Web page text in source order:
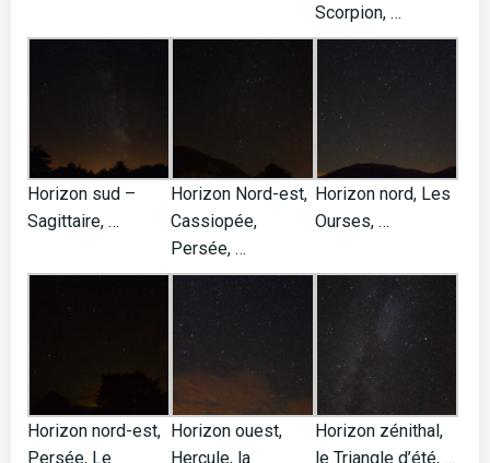
Scorpion, …
Horizon sud –
Sagittaire, …
Horizon Nord-est,
Cassiopée,
Persée, …
Horizon nord, Les
Ourses, …
Horizon nord-est,
Persée, Le
Horizon ouest,
Hercule, la
Horizon zénithal,
le Triangle d’été, …